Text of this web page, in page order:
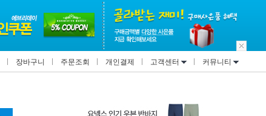
장바구니 주문조회 개인결제 고객센터 커뮤니티